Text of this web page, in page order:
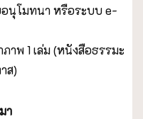
นุโมทนา หรือระบบ e-
าพ 1 เล่ม (หนังสือธรรมะ
ส)
า